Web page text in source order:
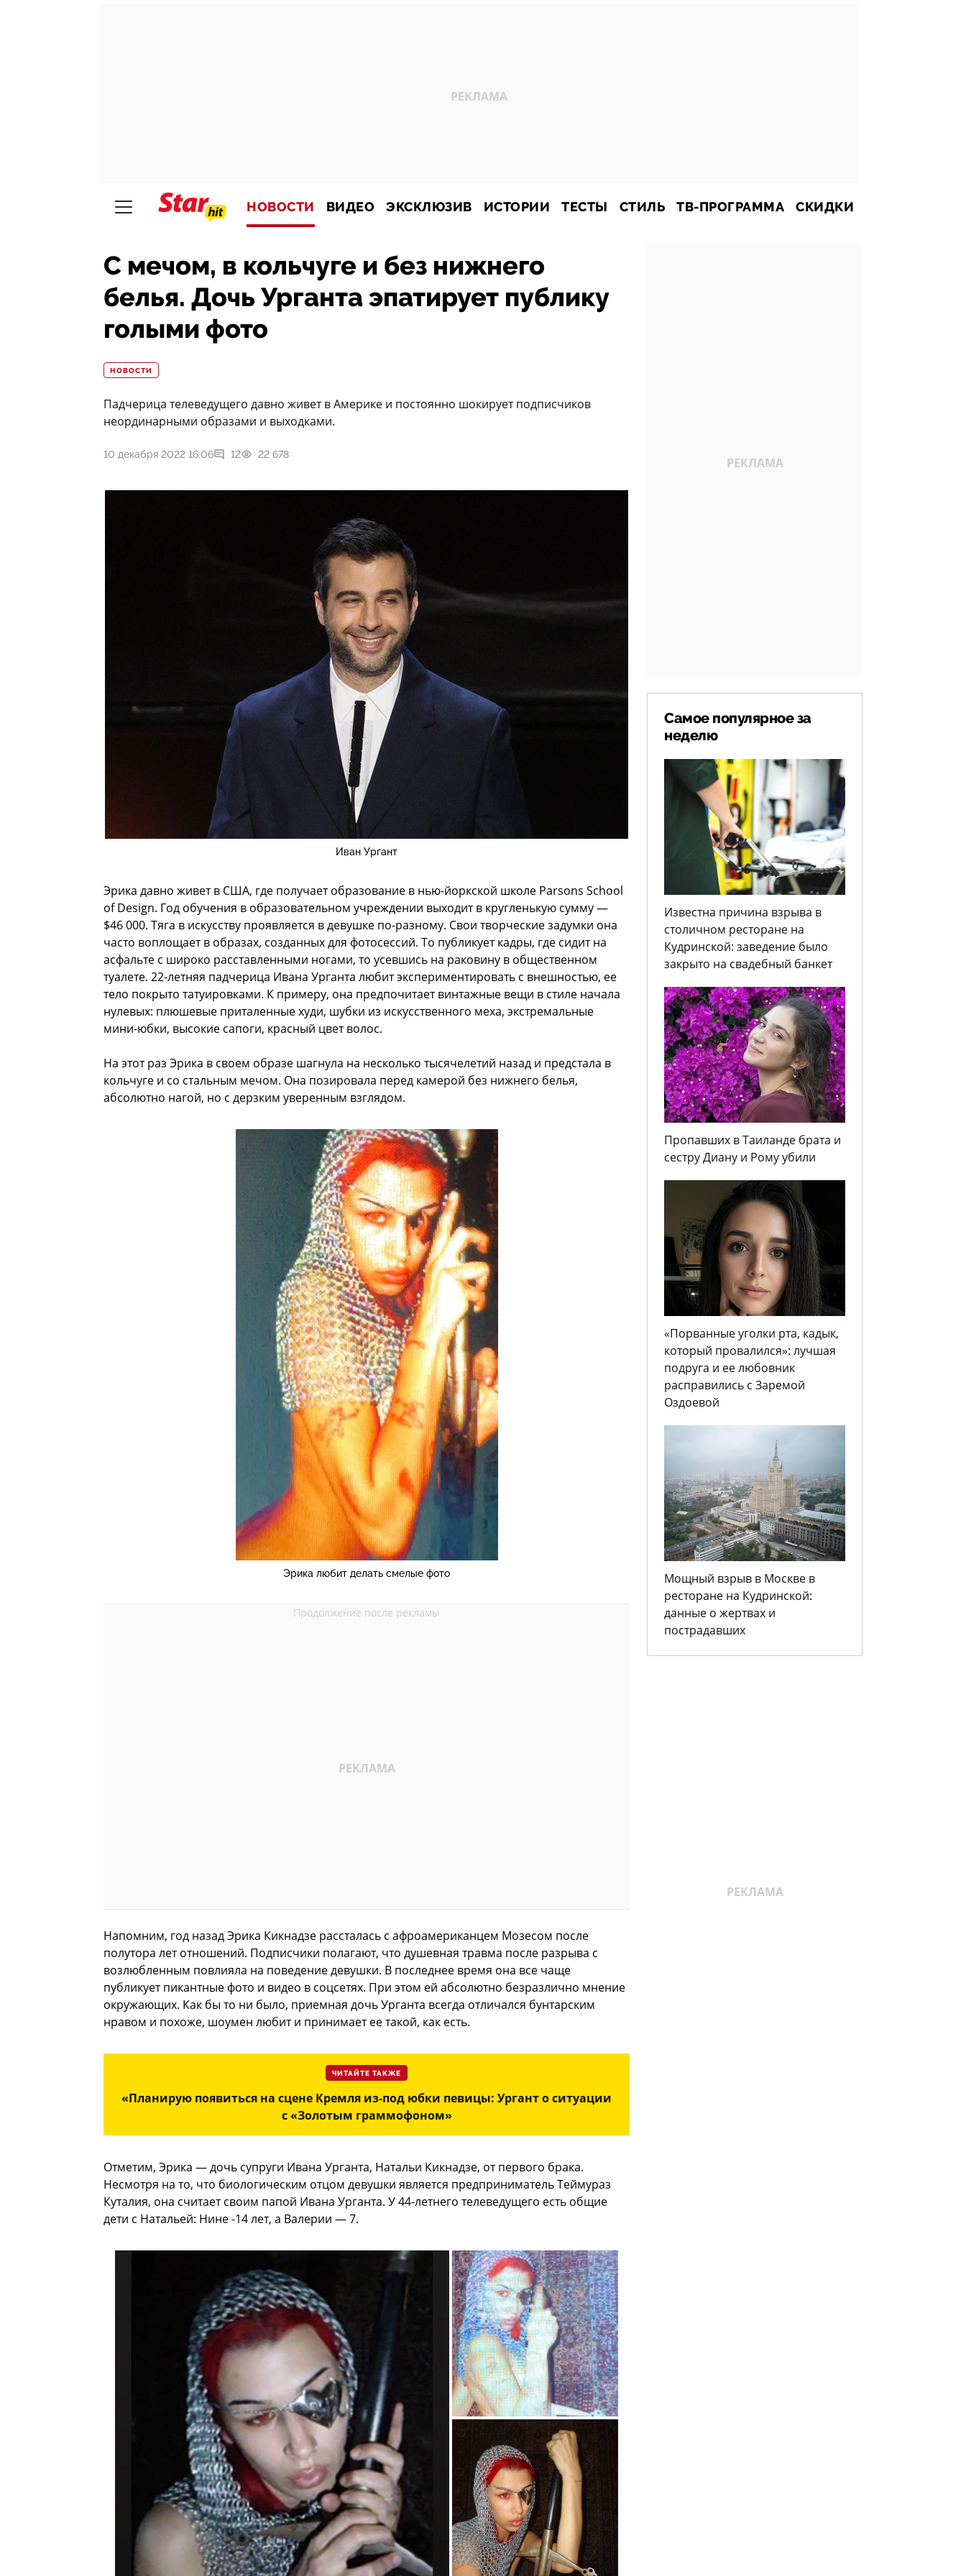
НОВОСТИ ВИДЕО ЭКСКЛЮЗИВ ИСТОРИИ ТЕСТЫ СТИЛЬ ТВ-ПРОГРАММА СКИДКИ
С мечом, в кольчуге и без нижнего
белья. Дочь Урганта эпатирует публику
голыми фото
НОВОСТИ
Падчерица телеведущего давно живет в Америке и постоянно шокирует подписчиков
неординарными образами и выходками.
10 декабря 2022 16:06 12 22 678
Иван Ургант
Эрика давно живет в США, где получает образование в нью-йоркской школе Parsons School
of Design. Год обучения в образовательном учреждении выходит в кругленькую сумму —
$46 000. Тяга в искусству проявляется в девушке по-разному. Свои творческие задумки она
часто воплощает в образах, созданных для фотосессий. То публикует кадры, где сидит на
асфальте с широко расставленными ногами, то усевшись на раковину в общественном
туалете. 22-летняя падчерица Ивана Урганта любит экспериментировать с внешностью, ее
тело покрыто татуировками. К примеру, она предпочитает винтажные вещи в стиле начала
нулевых: плюшевые приталенные худи, шубки из искусственного меха, экстремальные
мини-юбки, высокие сапоги, красный цвет волос.
На этот раз Эрика в своем образе шагнула на несколько тысячелетий назад и предстала в
кольчуге и со стальным мечом. Она позировала перед камерой без нижнего белья,
абсолютно нагой, но с дерзким уверенным взглядом.
Эрика любит делать смелые фото
Напомним, год назад Эрика Кикнадзе рассталась с афроамериканцем Мозесом после
полутора лет отношений. Подписчики полагают, что душевная травма после разрыва с
возлюбленным повлияла на поведение девушки. В последнее время она все чаще
публикует пикантные фото и видео в соцсетях. При этом ей абсолютно безразлично мнение
окружающих. Как бы то ни было, приемная дочь Урганта всегда отличался бунтарским
нравом и похоже, шоумен любит и принимает ее такой, как есть.
ЧИТАЙТЕ ТАКЖЕ
«Планирую появиться на сцене Кремля из-под юбки певицы: Ургант о ситуации
с «Золотым граммофоном»
Отметим, Эрика — дочь супруги Ивана Урганта, Натальи Кикнадзе, от первого брака.
Несмотря на то, что биологическим отцом девушки является предприниматель Теймураз
Куталия, она считает своим папой Ивана Урганта. У 44-летнего телеведущего есть общие
дети с Натальей: Нине -14 лет, а Валерии — 7.
Самое популярное за
неделю
Известна причина взрыва в
столичном ресторане на
Кудринской: заведение было
закрыто на свадебный банкет
Пропавших в Таиланде брата и
сестру Диану и Рому убили
«Порванные уголки рта, кадык,
который провалился»: лучшая
подруга и ее любовник
расправились с Заремой
Оздоевой
Мощный взрыв в Москве в
ресторане на Кудринской:
данные о жертвах и
пострадавших